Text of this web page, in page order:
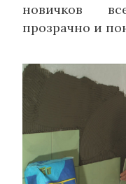
новичков
прозрачно и